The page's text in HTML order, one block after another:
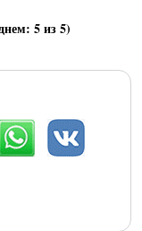
5из 5)